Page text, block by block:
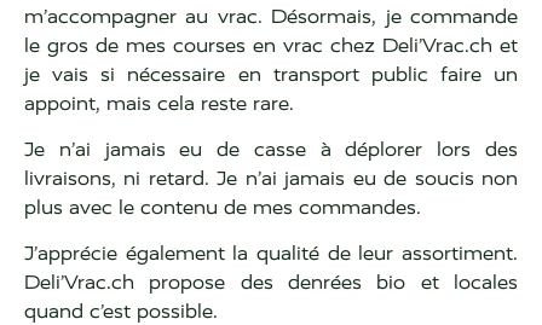
m’accompagner au vrac. Désormais, je commande
le gros de mes courses en vrac chez Deli’Vrac.ch et
je vais si nécessaire en transport public faire un
appoint, mais cela reste rare.
Je n’ai jamais eu de casse à déplorer lors des
livraisons, ni retard. Je n’ai jamais eu de soucis non
plus avec le contenu de mes commandes.
J’apprécie également la qualité de leur assortiment.
Deli’Vrac.ch propose des denrées bio et locales
quand c’est possible.